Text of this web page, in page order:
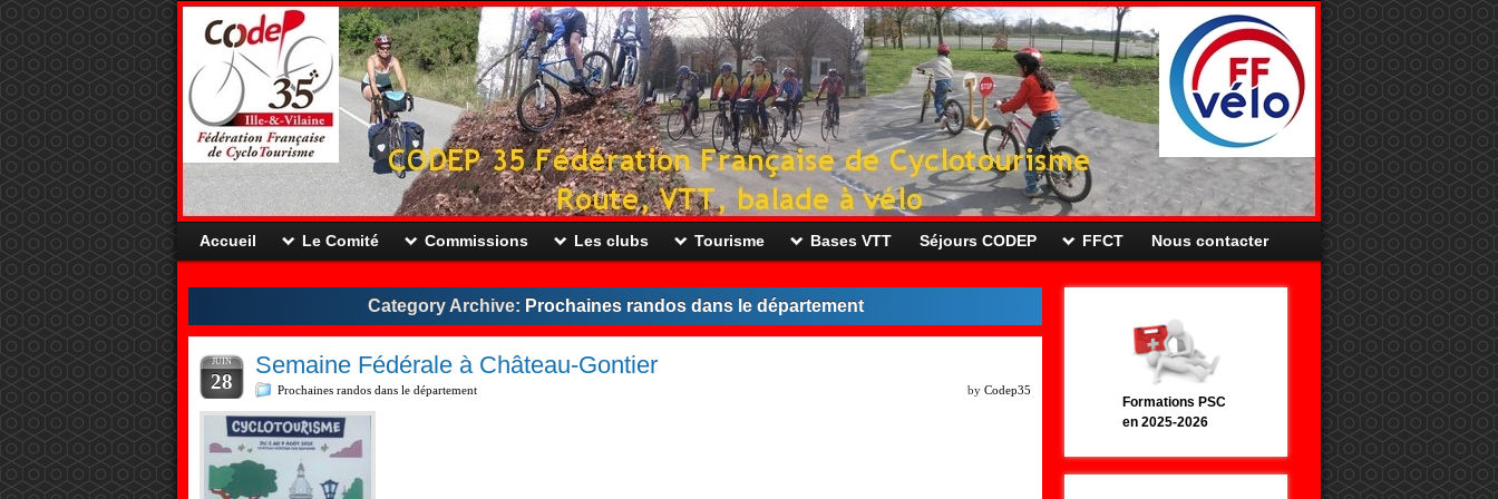
Accueil Le Comité Commissions Les clubs Tourisme Bases VTT Séjours CODEP FFCT Nous contacter
Category Archive: Prochaines randos dans le département
JUIN
28
Semaine Fédérale à Château-Gontier
Prochaines randos dans le département by Codep35
Formations PSC
en 2025-2026